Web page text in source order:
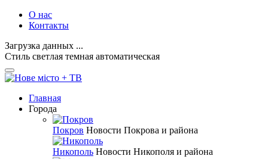
О нас
Контакты
Загрузка данных ...
Стиль светлая темная автоматическая
Главная
Города
Покров Новости Покрова и района
Никополь Новости Никополя и района